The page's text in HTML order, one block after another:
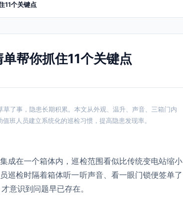
11个关键点
帮你抓住11个关键点
了事，隐患长期积累。本文从外观、温升、声音、三箱门内
班人员建立系统化的巡检习惯，提高隐患发现率。
成在一个箱体内，巡检范围看似比传统变电站缩小
巡检时隔着箱体听一听声音、看一眼门锁便签单了
意识到问题早已存在。